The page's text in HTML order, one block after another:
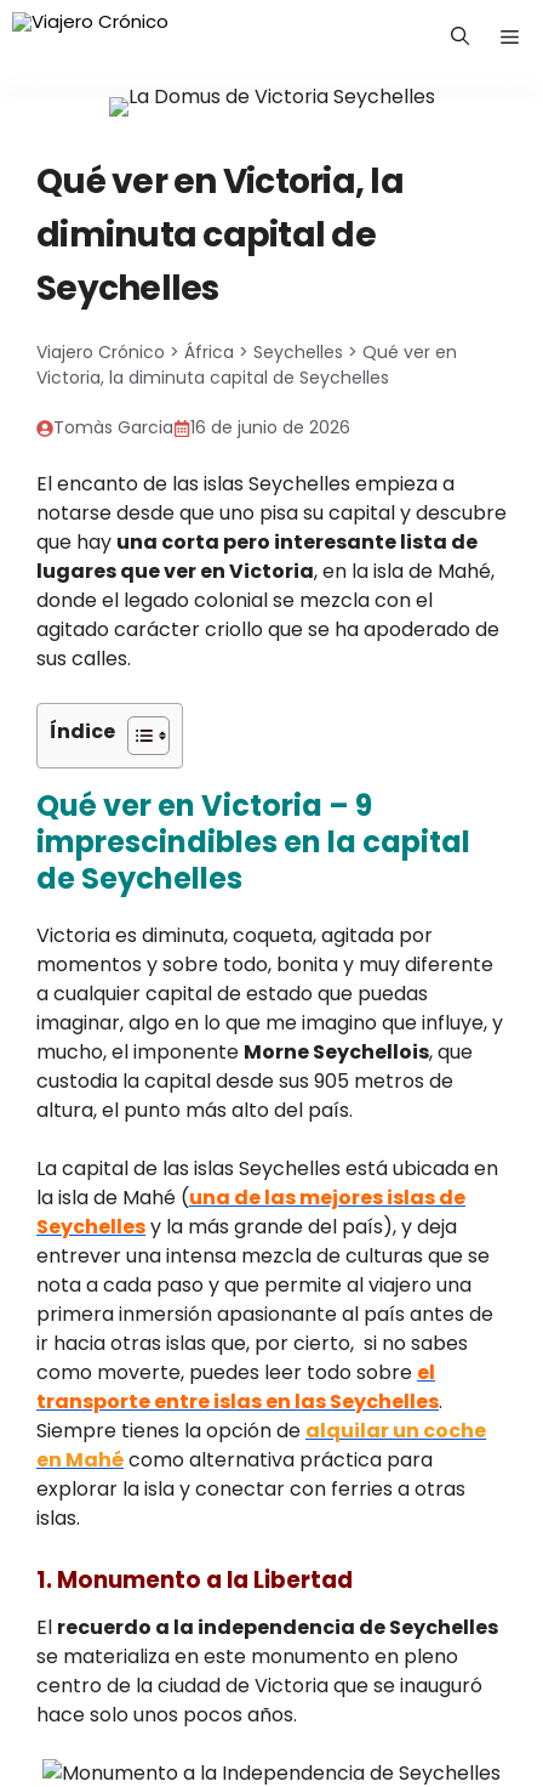
Saltar
Qué ver en Victoria, la
diminuta capital de
Seychelles
Viajero Crónico > África > Seychelles > Qué ver en
Victoria, la diminuta capital de Seychelles
Tomàs Garcia 16 de junio de 2026
El encanto de las islas Seychelles empieza a
notarse desde que uno pisa su capital y descubre
que hay una corta pero interesante lista de
lugares que ver en Victoria, en la isla de Mahé,
donde el legado colonial se mezcla con el
agitado carácter criollo que se ha apoderado de
sus calles.
Índice
Qué ver en Victoria – 9
imprescindibles en la capital
de Seychelles
Victoria es diminuta, coqueta, agitada por
momentos y sobre todo, bonita y muy diferente
a cualquier capital de estado que puedas
imaginar, algo en lo que me imagino que influye, y
mucho, el imponente Morne Seychellois, que
custodia la capital desde sus 905 metros de
altura, el punto más alto del país.
La capital de las islas Seychelles está ubicada en
la isla de Mahé (una de las mejores islas de
Seychellesy la más grande del país), y deja
entrever una intensa mezcla de culturas que se
nota a cada paso y que permite al viajero una
primera inmersión apasionante al país antes de
ir hacia otras islas que, por cierto, si no sabes
como moverte, puedes leer todo sobre el
transporte entre islas en las Seychelles.
Siempre tienes la opción de alquilar un coche
en Mahécomo alternativa práctica para
explorar la isla y conectar con ferries a otras
islas.
1. Monumento a la Libertad
El recuerdo a la independencia de Seychelles
se materializa en este monumento en pleno
centro de la ciudad de Victoria que se inauguró
hace solo unos pocos años.